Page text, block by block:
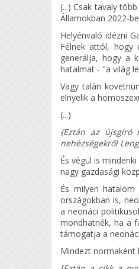
(...) Csak tavaly
Államokban 2022-
Helyénvaló idézni
Félnek attól, hogy
generálja, hogy a
hatalmat - "a világ
Vagy talán
elnyelik a
(...)
{Eztán az újsgíró
nehézségekről
És végül is
nagy gazdasági
És milyen
országokban is,
a neonáci
mondhatnék, ha a
támogatja a
Mindezt normaként